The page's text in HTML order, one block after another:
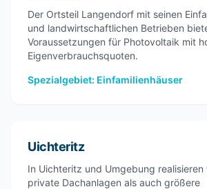
Der Ortsteil Langendorf mit seinen
und landwirtschaftlichen Betrieben
Voraussetzungen für Photovoltaik mit
Eigenverbrauchsquoten.
Spezialgebiet: Einfamilienhäuser
Uichteritz
In Uichteritz und Umgebung realisieren
private Dachanlagen als auch größere